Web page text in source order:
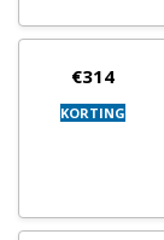
€314
KORTING